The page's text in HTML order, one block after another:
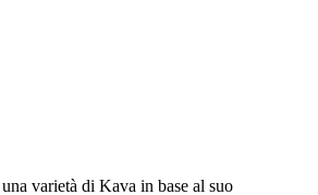
varietà di Kava in base al suo